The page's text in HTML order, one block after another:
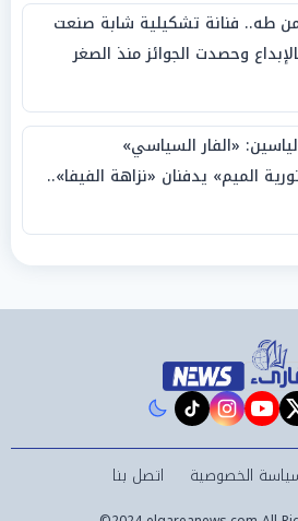
طه.. فنانة تشكيلية شابة صنعت
وحصدت الجوائز منذ الصغر
«الفار السياسي»
الميم» يدفنان «نزاهة الفيفا»..
twitter
youtube
instagram
tiktok
الخصوصية اتصل بنا